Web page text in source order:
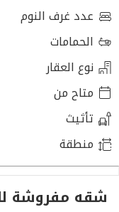
عدد غرف النوم
الحمامات
نوع العقار
متاح من
تأثيث
منطقة
شقه مفروشة